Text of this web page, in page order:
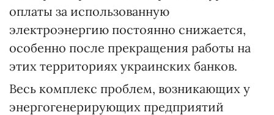
оплаты за использованную
электроэнергию постоянно снижается,
особенно после прекращения работы на
этих территориях украинских банков.
Весь комплекс проблем, возникающих у
энергогенерирующих предприятий